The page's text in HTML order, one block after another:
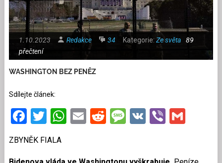
1.10.2023 Redakce 34 Kategorie: Ze světa
89
přečtení
WASHINGTON BEZ PENĚZ
Sdílejte článek:
Facebook
Twitter
WhatsApp
EmailRedditMessage
VKViber
ZBYNĚK FIALA